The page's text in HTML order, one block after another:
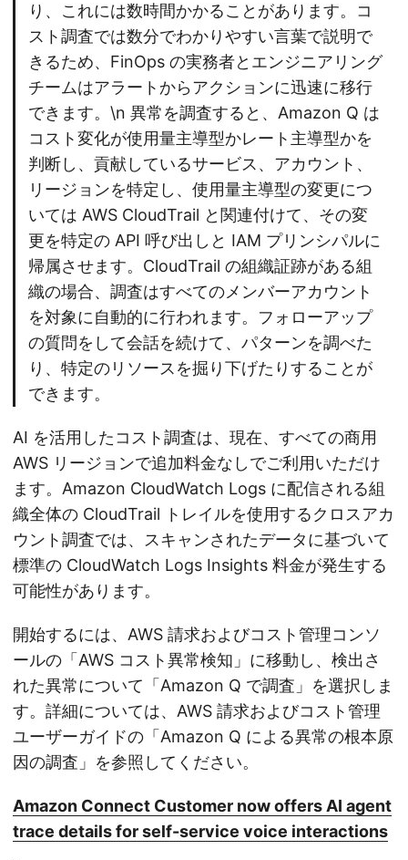
り、これには数時間かかることがあります。コ
スト調査では数分でわかりやすい言葉で説明で
きるため、FinOps の実務者とエンジニアリング
チームはアラートからアクションに迅速に移行
できます。\n 異常を調査すると、Amazon Q は
コスト変化が使用量主導型かレート主導型かを
判断し、貢献しているサービス、アカウント、
リージョンを特定し、使用量主導型の変更につ
いては AWS CloudTrail と関連付けて、その変
更を特定の API 呼び出しと IAM プリンシパルに
帰属させます。CloudTrail の組織証跡がある組
織の場合、調査はすべてのメンバーアカウント
を対象に自動的に行われます。フォローアップ
の質問をして会話を続けて、パターンを調べた
り、特定のリソースを掘り下げたりすることが
できます。
AI を活用したコスト調査は、現在、すべての商用
AWS リージョンで追加料金なしでご利用いただけ
ます。Amazon CloudWatch Logs に配信される組
織全体の CloudTrail トレイルを使用するクロスアカ
ウント調査では、スキャンされたデータに基づいて
標準の CloudWatch Logs Insights 料金が発生する
可能性があります。
開始するには、AWS 請求およびコスト管理コンソ
ールの「AWS コスト異常検知」に移動し、検出さ
れた異常について「Amazon Q で調査」を選択しま
す。詳細については、AWS 請求およびコスト管理
ユーザーガイドの「Amazon Q による異常の根本原
因の調査」を参照してください。
Amazon Connect Customer now offers AI agent
trace details for self-service voice interactions